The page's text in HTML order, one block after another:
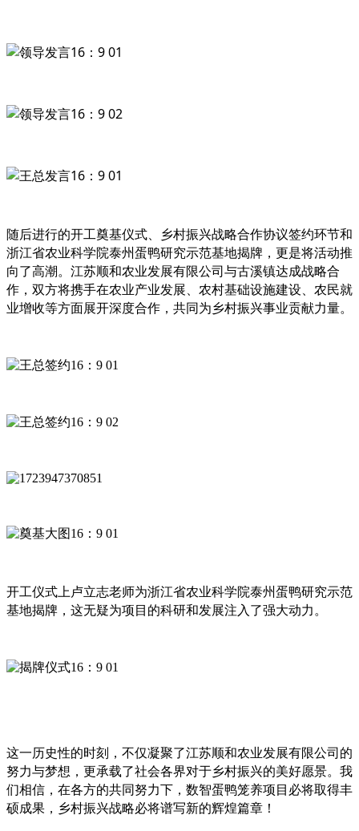
随后进行的开工奠基仪式、 乡村振兴战略合作协议签约环节和
浙江省农业科学院泰州蛋鸭研究示范基地揭牌 ，更是将活动推
向了高潮。江苏顺和农业发展有限公司与古溪镇达成战略合
作，双方将携手在农业产业发展、农村基础设施建设、农民就
业增收等方面展开深度合作，共同为乡村振兴事业贡献力量。
开工仪式上卢立志老师为浙江省农业科学院泰州蛋鸭研究示范
基地揭牌，这无疑为项目的科研和发展注入了强大动力。
这一历史性的时刻，不仅凝聚了江苏顺和农业发展有限公司的
努力与梦想，更承载了社会各界对于乡村振兴的美好愿景。我
们相信，在各方的共同努力下，数智蛋鸭笼养项目必将取得丰
硕成果，乡村振兴战略必将谱写新的辉煌篇章！